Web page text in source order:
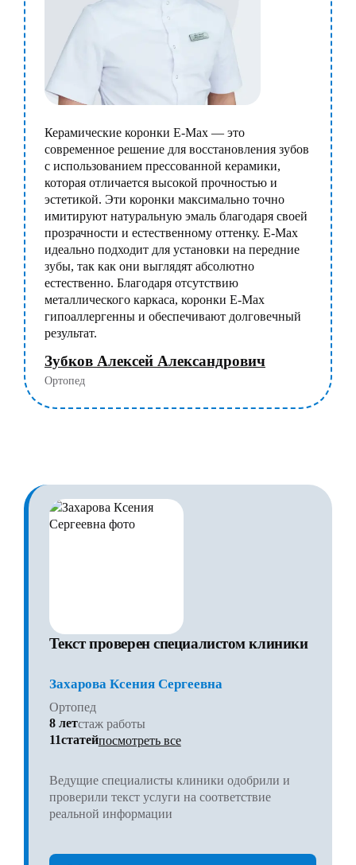
Керамические коронки E-Max — это
современное решение для восстановления зубов
с использованием прессованной керамики,
которая отличается высокой прочностью и
эстетикой. Эти коронки максимально точно
имитируют натуральную эмаль благодаря своей
прозрачности и естественному оттенку. E-Max
идеально подходит для установки на передние
зубы, так как они выглядят абсолютно
естественно. Благодаря отсутствию
металлического каркаса, коронки E-Max
гипоаллергенны и обеспечивают долговечный
результат.
Зубков Алексей Александрович
Ортопед
Текст проверен специалистом клиники
Захарова Ксения Сергеевна
Ортопед
8 летстаж работы
11статейпосмотреть все
Ведущие специалисты клиники одобрили и
проверили текст услуги на соответствие
реальной информации